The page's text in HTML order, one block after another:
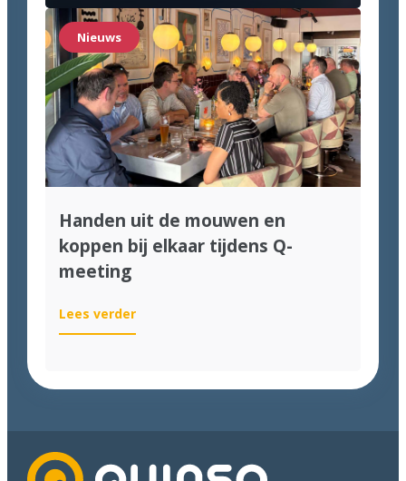
genomineerd
voor
de
Computable
Awards
2026!
Nieuws
Handen uit de mouwen en
koppen bij elkaar tijdens Q-
meeting
Lees verder:
Handen
mouwen
elkaar